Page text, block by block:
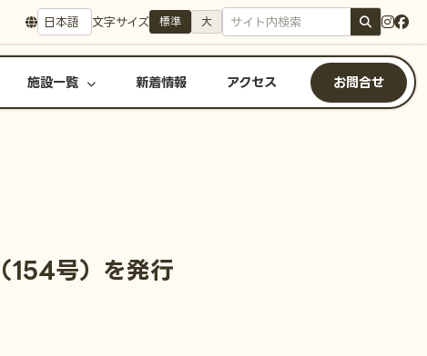
文字サイズ 標準 大
施設一覧 新着情報 アクセス お問合せ
154号）を発行